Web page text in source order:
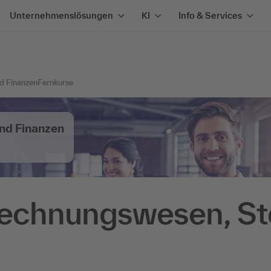
Unternehmenslösungen KI Info & Services
Finanzen Fernkurse
Finanzen